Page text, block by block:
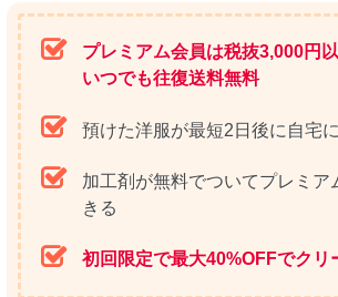
プレミアム会員は税抜3,000円
いつでも往復送料無料
預けた洋服が最短2日後に自宅
加工剤が無料でついてプレミア
きる
初回限定で最大40%OFFでクリ